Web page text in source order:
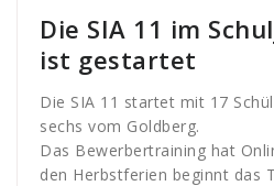
Die SIA 11 im
ist gestartet
Die SIA 11 startet mit 17
sechs vom Goldberg.
Das Bewerbertraining hat
den Herbstferien beginnt das